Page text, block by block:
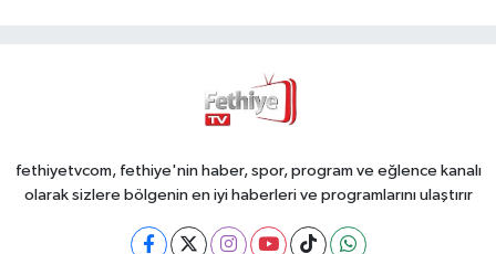
fethiyetvcom, fethiye'nin haber, spor, program ve eğlence kanalı
olarak sizlere bölgenin en iyi haberleri ve programlarını ulaştırır